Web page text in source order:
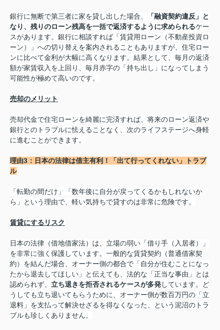
銀行に無断で第三者に家を貸し出した場合、
「融資契約違反」と
なり、残りのローン残高を一括で返済するように求められるケー
スがあります。銀行に相談すれば「賃貸用ローン（不動産投資ロ
ーン）」への切り替えを案内されることもありますが、住宅ロー
ンに比べて金利が大幅に高くなります。結果として、毎月の返済
額が家賃収入を上回り、毎月赤字の「持ち出し」になってしまう
可能性が極めて高いのです。
売却のメリット
売却代金で住宅ローンを綺麗に完済すれば、将来のローン返済や
銀行とのトラブルに怯えることなく、次のライフステージへ身軽
に進むことができます。
理由3：日本の法律は借主有利！「出て行ってくれない」トラブ
ル
「転勤の間だけ」「数年後に自分が戻ってくるかもしれないか
ら」という理由で、軽い気持ちで貸すのは非常に危険です。
賃貸にするリスク
日本の法律（借地借家法）は、立場の弱い「借り手（入居者）」
を非常に強く保護しています。一般的な賃貸契約（普通借家契
約）を結んだ場合、オーナー側の都合で「自分が住むことになっ
たから退去してほしい」と伝えても、法的な「正当な事由」とは
認められず、 立ち退きを拒否されるケースが多発しています。ど
うしても立ち退いてもらうために、オーナー側が数百万円の「立
退料」を支払って解決せざるを得なくなった、という泥沼のトラ
ブルも珍しくありません。